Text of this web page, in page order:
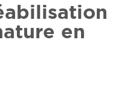
en